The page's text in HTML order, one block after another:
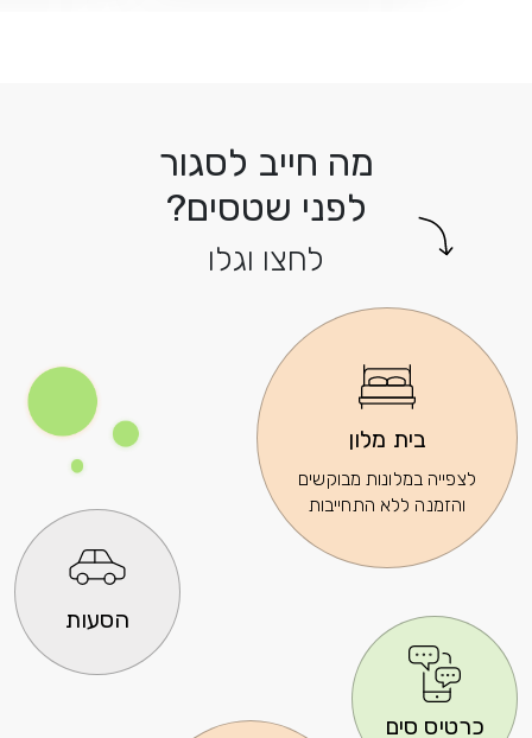
מה חייב לסגור
לפני שטסים?
לחצו וגלו
הסעות
בית מלון
לצפייה במלונות מבוקשים
והזמנה ללא התחייבות
כרטיס סים